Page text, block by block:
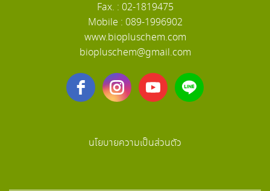
Fax. : 02-1819475
Mobile : 089-1996902
www.biopluschem.com
biopluschem@gmail.com
นโยบายความเป็นส่วนตัว